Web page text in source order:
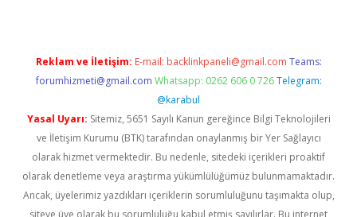
Reklam ve İletişim: E-mail: backlinkpaneli@gmail.com Teams:
forumhizmeti@gmail.com Whatsapp: 0262 606 0 726 Telegram:
@karabul
Yasal Uyarı: Sitemiz, 5651 Sayılı Kanun gereğince Bilgi Teknolojileri
ve İletişim Kurumu (BTK) tarafından onaylanmış bir Yer Sağlayıcı
olarak hizmet vermektedir. Bu nedenle, sitedeki içerikleri proaktif
olarak denetleme veya araştırma yükümlülüğümüz bulunmamaktadır.
Ancak, üyelerimiz yazdıkları içeriklerin sorumluluğunu taşımakta olup,
siteye üye olarak bu sorumluluğu kabul etmiş sayılırlar. Bu internet